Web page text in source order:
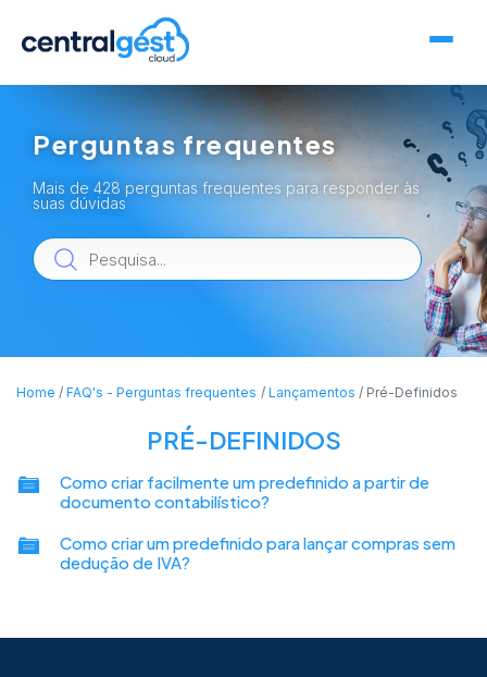
Perguntas frequentes
Mais de 428 perguntas frequentes para responder às
suas dúvidas
Home FAQ's - Perguntas frequentes Lançamentos Pré-Definidos
PRÉ-DEFINIDOS
Como criar facilmente um predefinido a partir de
documento contabilístico?
Como criar um predefinido para lançar compras sem
dedução de IVA?